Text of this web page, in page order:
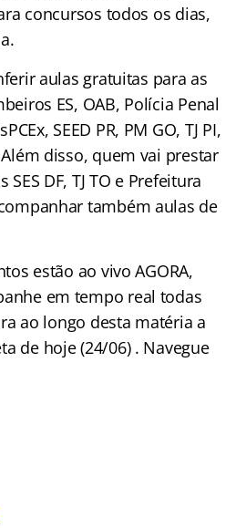
concursos todos os dias,
aulas gratuitas para as
ES, OAB, Polícia Penal
SEED PR, PM GO, TJ PI,
Além disso, quem vai prestar
DF, TJ TO e Prefeitura
também aulas de
estão ao vivo AGORA,
em tempo real todas
ao longo desta matéria a
de hoje (24/06) . Navegue